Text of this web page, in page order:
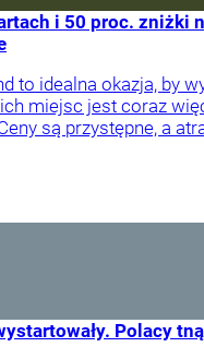
i 50 proc. zniżki
to idealna okazja, by
miejsc jest coraz
są przystępne, a
Polacy